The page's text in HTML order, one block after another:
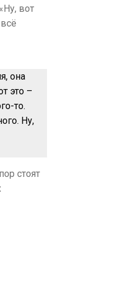
вот
она
это –
то.
Ну,
стоят